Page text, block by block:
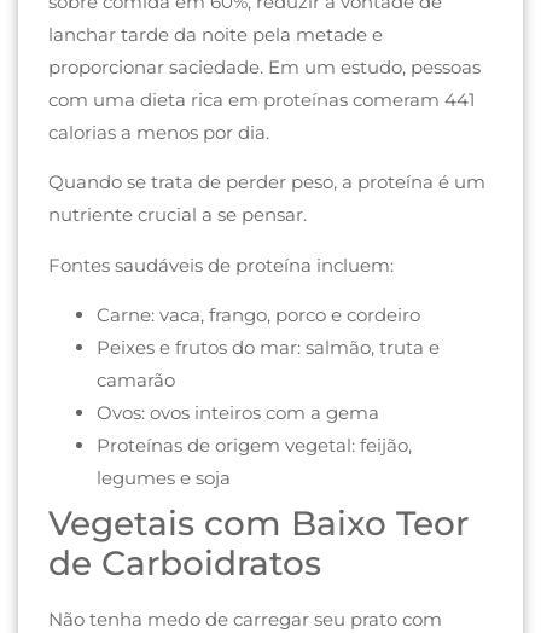
lanchar tarde da noite pela metade e
proporcionar saciedade. Em um estudo, pessoas
com uma dieta rica em proteínas comeram 441
calorias a menos por dia.
Quando se trata de perder peso, a proteína é um
nutriente crucial a se pensar.
Fontes saudáveis ​​de proteína incluem:
Carne: vaca, frango, porco e cordeiro
Peixes e frutos do mar: salmão, truta e
camarão
Ovos: ovos inteiros com a gema
Proteínas de origem vegetal: feijão,
legumes e soja
Vegetais com Baixo Teor
de Carboidratos
Não tenha medo de carregar seu prato com